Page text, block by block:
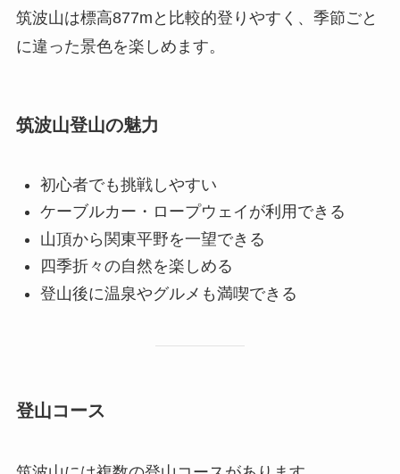
筑波山は標高877mと比較的登りやすく、季節ごと
に違った景色を楽しめます。
筑波山登山の魅力
初心者でも挑戦しやすい
ケーブルカー・ロープウェイが利用できる
山頂から関東平野を一望できる
四季折々の自然を楽しめる
登山後に温泉やグルメも満喫できる
登山コース